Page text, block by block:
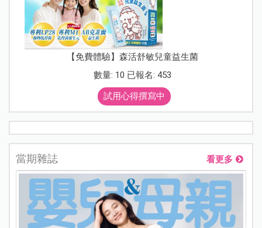
【免費體驗】森活舒敏兒童益生菌
數量: 10 已報名: 453
試用心得撰寫中
當期雜誌 看更多